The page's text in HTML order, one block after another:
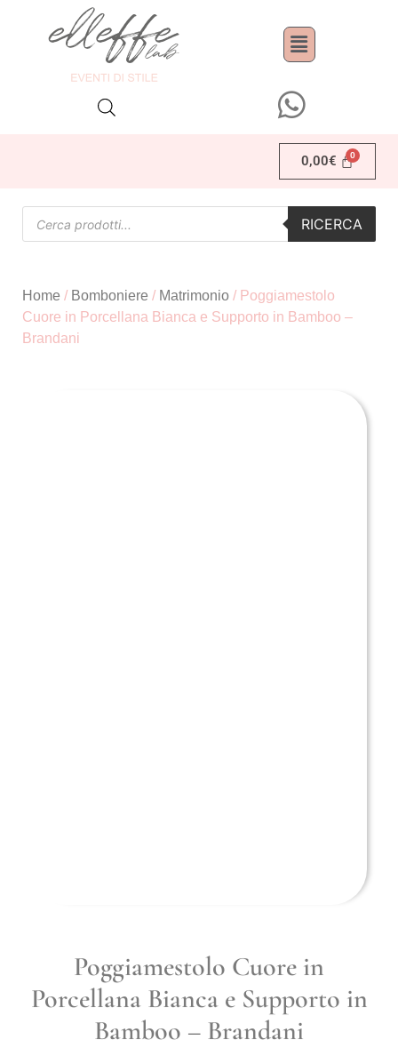
0,00€
RICERCA
Home / Bomboniere / Matrimonio / Poggiamestolo
Cuore in Porcellana Bianca e Supporto in Bamboo –
Brandani
Poggiamestolo Cuore in
Porcellana Bianca e Supporto in
Bamboo – Brandani